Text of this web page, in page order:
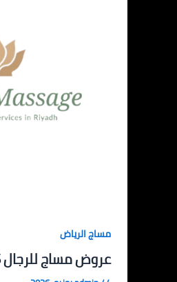
مساج الرياض
عروض مساج للرجال 2026 بالرياض